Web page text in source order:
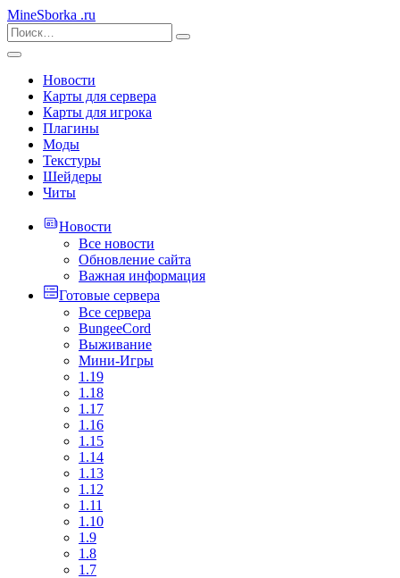
MineSborka .ru
Новости
Карты для сервера
Карты для игрока
Плагины
Моды
Текстуры
Шейдеры
Читы
Новости
Все новости
Обновление сайта
Важная информация
Готовые сервера
Все сервера
BungeeCord
Выживание
Мини-Игры
1.19
1.18
1.17
1.16
1.15
1.14
1.13
1.12
1.11
1.10
1.9
1.8
1.7